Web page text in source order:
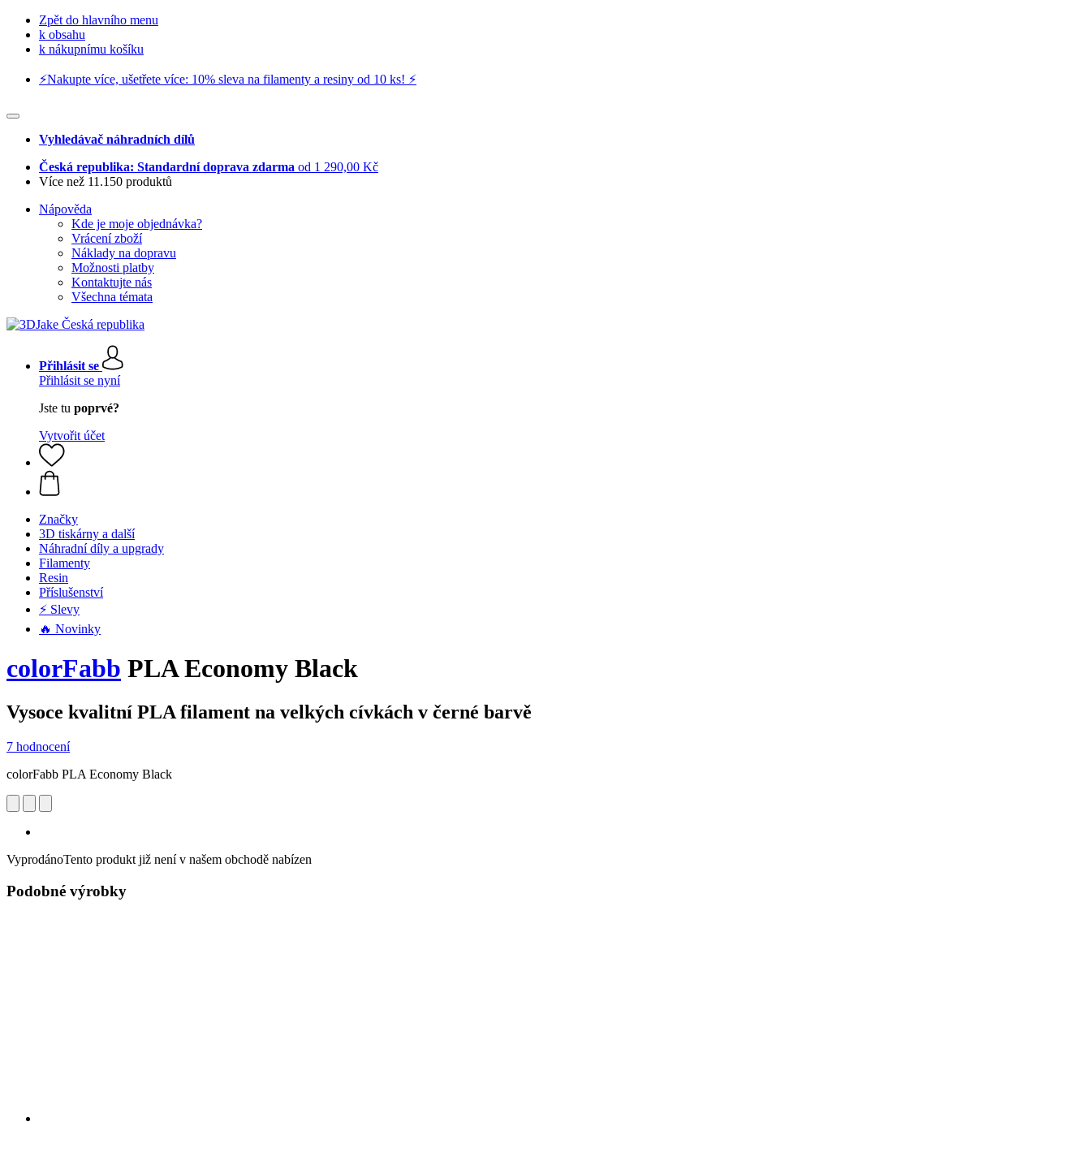
Zpět do hlavního menu
k obsahu
k nákupnímu košíku
⚡️Nakupte více, ušetřete více: 10% sleva na filamenty a resiny od 10 ks! ⚡️
Vyhledávač náhradních dílů
Česká republika: Standardní doprava zdarma od 1 290,00 Kč
Více než 11.150 produktů
Nápověda
Kde je moje objednávka?
Vrácení zboží
Náklady na dopravu
Možnosti platby
Kontaktujte nás
Všechna témata
Přihlásit se
Přihlásit se nyní
Jste tu poprvé?
Vytvořit účet
Značky
3D tiskárny a další
Náhradní díly a upgrady
Filamenty
Resin
Příslušenství
⚡ Slevy
🔥 Novinky
colorFabb PLA Economy Black
Vysoce kvalitní PLA filament na velkých cívkách v černé barvě
7 hodnocení
colorFabb PLA Economy Black
VyprodánoTento produkt již není v našem obchodě nabízen
Podobné výrobky